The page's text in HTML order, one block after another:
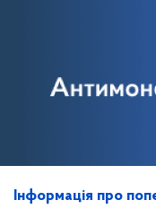
Інформація про